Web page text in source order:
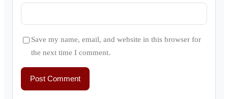
Save my name, email, and website in this browser for
the next time I comment.